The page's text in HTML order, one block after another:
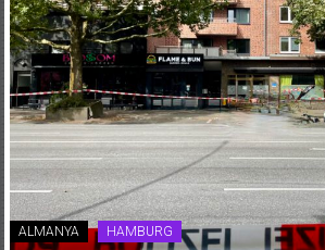
ALMANYA HAMBURG